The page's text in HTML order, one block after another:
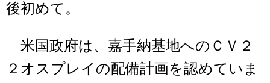
後初めて。
米国政府は、嘉手納基地へのＣＶ２
２オスプレイの配備計画を認めていま